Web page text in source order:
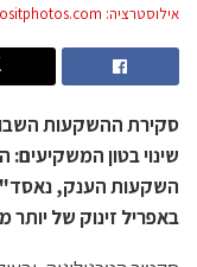
אילוסטרציה: depositphotos.com
סקירת ההשקעות
השקעות הענק,
באפריל זינוק של יותר מ-